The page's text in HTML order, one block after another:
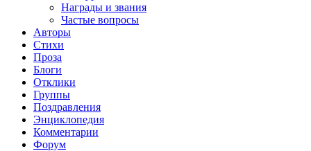
Награды и звания
Частые вопросы
Авторы
Стихи
Проза
Блоги
Отклики
Группы
Поздравления
Энциклопедия
Комментарии
Форум